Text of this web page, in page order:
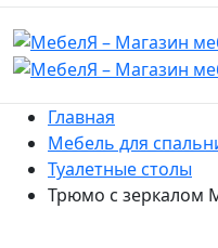
Главная
Мебель для
Туалетные столы
Трюмо с зеркалом